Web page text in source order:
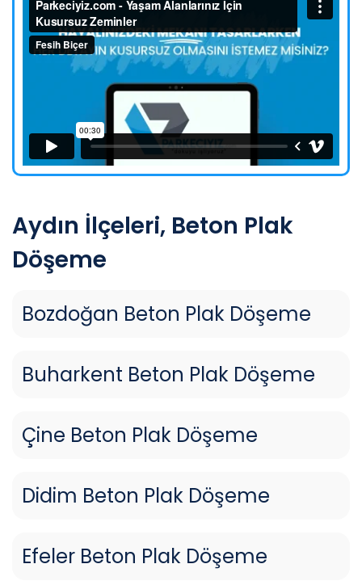
Aydın İlçeleri, Beton Plak
Döşeme
Bozdoğan Beton Plak Döşeme
Buharkent Beton Plak Döşeme
Çine Beton Plak Döşeme
Didim Beton Plak Döşeme
Efeler Beton Plak Döşeme